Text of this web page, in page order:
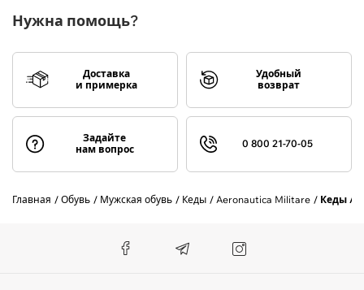
Нужна помощь?
Доставка
и примерка
Удобный
возврат
Задайте
нам вопрос
0 800 21-70-05
Главная Обувь Мужская обувь Кеды Aeronautica Militare Кеды